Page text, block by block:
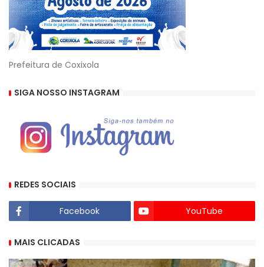
Prefeitura de Coxixola
SIGA NOSSO INSTAGRAM
REDES SOCIAIS
Facebook YouTube
MAIS CLICADAS